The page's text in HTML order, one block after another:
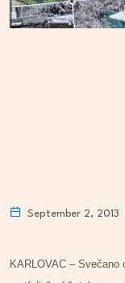
September 2, 2013
KARLOVAC – Svečano